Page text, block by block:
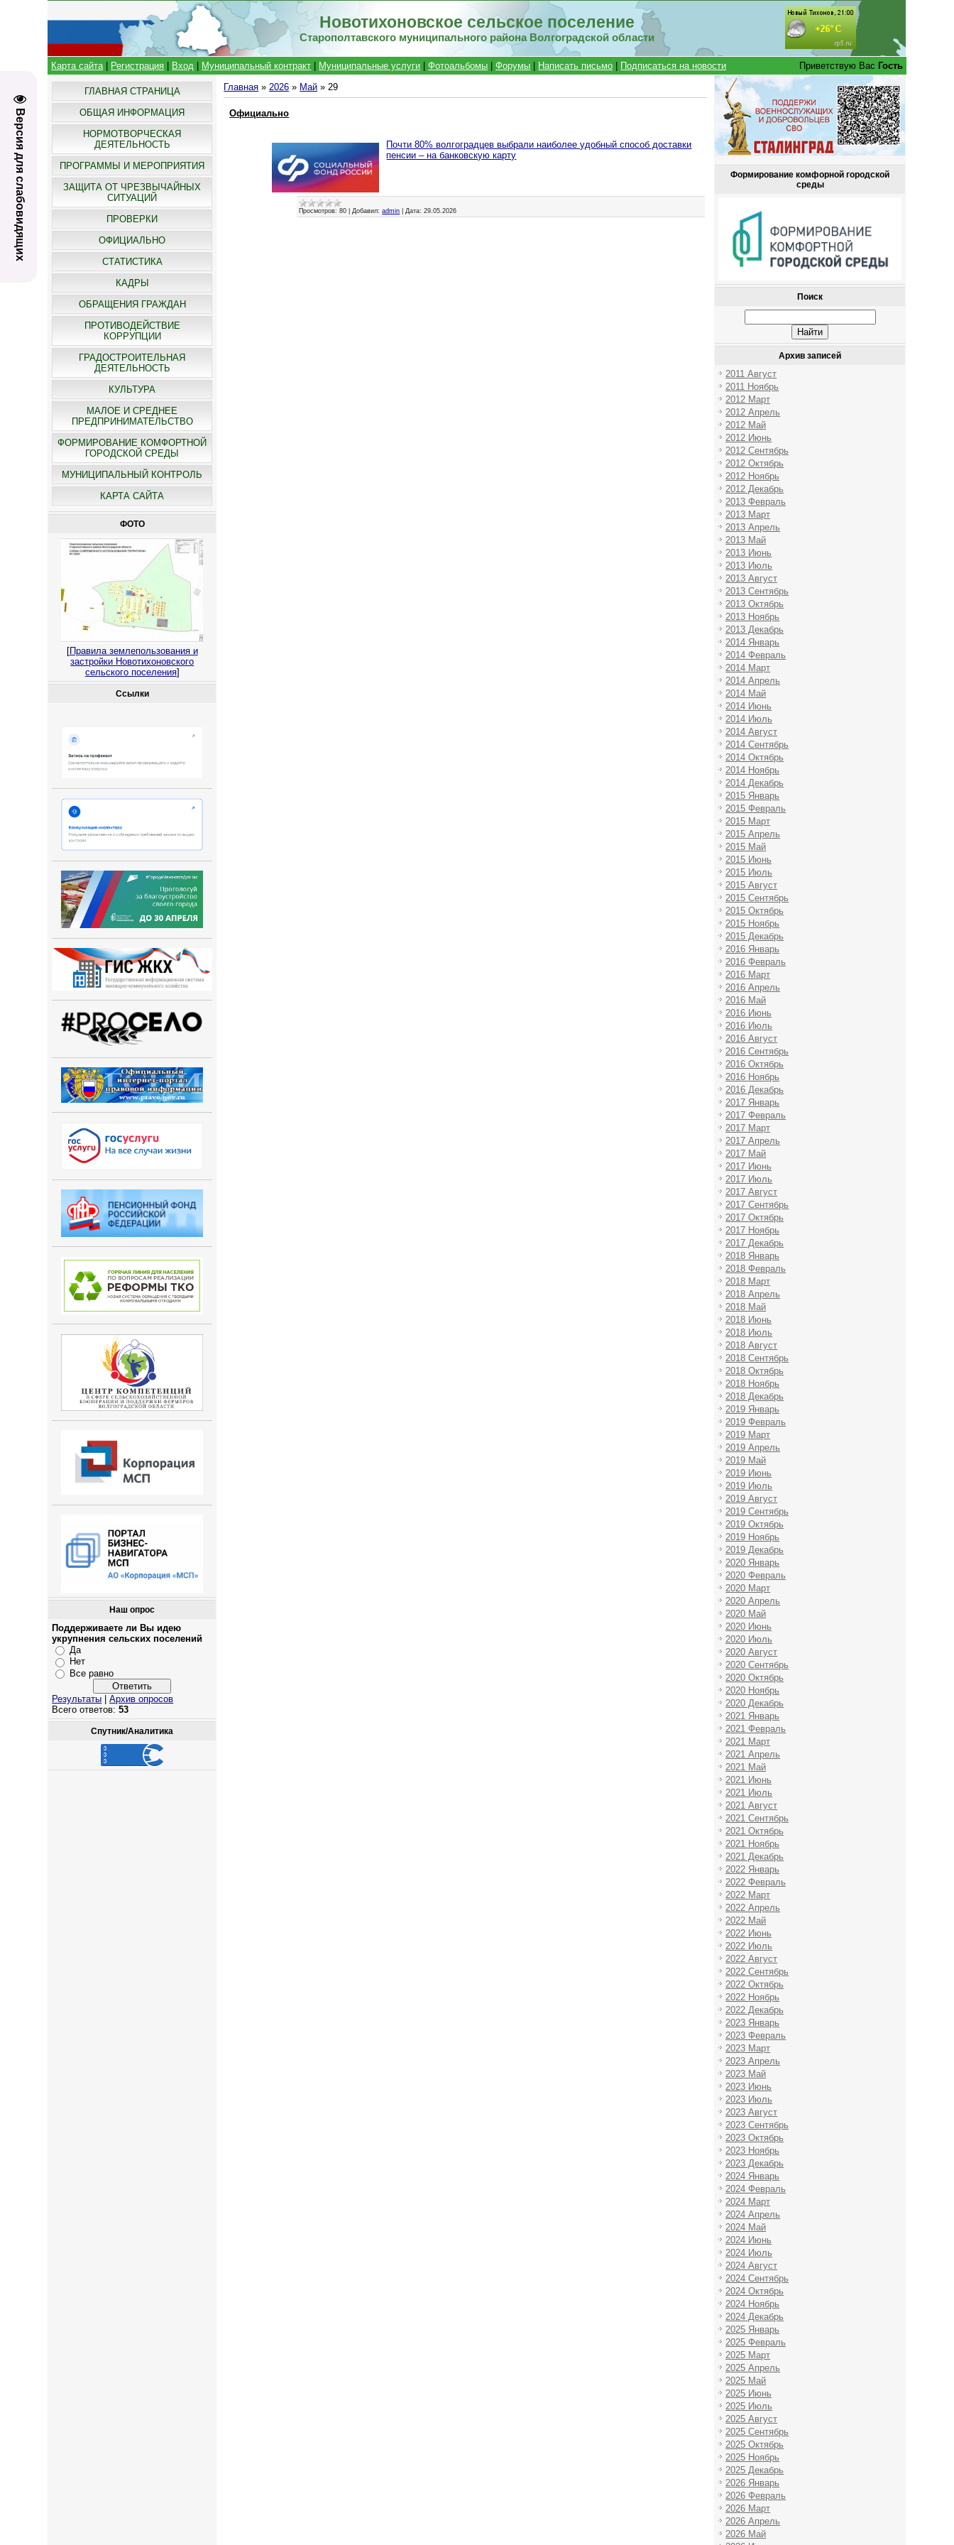
Версия для слабовидящих
Новотихоновское сельское поселение
Старополтавского муниципального района Волгоградской области
Карта сайта| Регистрация Вход Муниципальный контракт Муниципальные услуги |Фотоальбомы |Форумы Написать письмо Подписаться на новости Приветствую Вас Гость
ГЛАВНАЯ СТРАНИЦА
ОБЩАЯ ИНФОРМАЦИЯ
НОРМОТВОРЧЕСКАЯ
ДЕЯТЕЛЬНОСТЬ
ПРОГРАММЫ И МЕРОПРИЯТИЯ
ЗАЩИТА ОТ ЧРЕЗВЫЧАЙНЫХ
СИТУАЦИЙ
ПРОВЕРКИ
ОФИЦИАЛЬНО
СТАТИСТИКА
КАДРЫ
ОБРАЩЕНИЯ ГРАЖДАН
ПРОТИВОДЕЙСТВИЕ
КОРРУПЦИИ
ГРАДОСТРОИТЕЛЬНАЯ
ДЕЯТЕЛЬНОСТЬ
КУЛЬТУРА
МАЛОЕ И СРЕДНЕЕ
ПРЕДПРИНИМАТЕЛЬСТВО
ФОРМИРОВАНИЕ КОМФОРТНОЙ
ГОРОДСКОЙ СРЕДЫ
МУНИЦИПАЛЬНЫЙ КОНТРОЛЬ
КАРТА САЙТА
ФОТО
[Правила землепользования и
застройки Новотихоновского
сельского поселения]
Ссылки
Наш опрос
Поддерживаете ли Вы идею
укрупнения сельских поселений
Да
Нет
Все равно
Результаты |Архив опросов
Всего ответов:53
Спутник/Аналитика
Главная »2026 » Май » 29
Официально
Почти 80% волгоградцев выбрали наиболее удобный способ доставки
пенсии – на банковскую карту
Просмотров: 80 Добавил: admin Дата: 29.05.2026
Формирование комфорной городской
среды
Поиск
Архив записей
2011 Август
2011 Ноябрь
2012 Март
2012 Апрель
2012 Май
2012 Июнь
2012 Сентябрь
2012 Октябрь
2012 Ноябрь
2012 Декабрь
2013 Февраль
2013 Март
2013 Апрель
2013 Май
2013 Июнь
2013 Июль
2013 Август
2013 Сентябрь
2013 Октябрь
2013 Ноябрь
2013 Декабрь
2014 Январь
2014 Февраль
2014 Март
2014 Апрель
2014 Май
2014 Июнь
2014 Июль
2014 Август
2014 Сентябрь
2014 Октябрь
2014 Ноябрь
2014 Декабрь
2015 Январь
2015 Февраль
2015 Март
2015 Апрель
2015 Май
2015 Июнь
2015 Июль
2015 Август
2015 Сентябрь
2015 Октябрь
2015 Ноябрь
2015 Декабрь
2016 Январь
2016 Февраль
2016 Март
2016 Апрель
2016 Май
2016 Июнь
2016 Июль
2016 Август
2016 Сентябрь
2016 Октябрь
2016 Ноябрь
2016 Декабрь
2017 Январь
2017 Февраль
2017 Март
2017 Апрель
2017 Май
2017 Июнь
2017 Июль
2017 Август
2017 Сентябрь
2017 Октябрь
2017 Ноябрь
2017 Декабрь
2018 Январь
2018 Февраль
2018 Март
2018 Апрель
2018 Май
2018 Июнь
2018 Июль
2018 Август
2018 Сентябрь
2018 Октябрь
2018 Ноябрь
2018 Декабрь
2019 Январь
2019 Февраль
2019 Март
2019 Апрель
2019 Май
2019 Июнь
2019 Июль
2019 Август
2019 Сентябрь
2019 Октябрь
2019 Ноябрь
2019 Декабрь
2020 Январь
2020 Февраль
2020 Март
2020 Апрель
2020 Май
2020 Июнь
2020 Июль
2020 Август
2020 Сентябрь
2020 Октябрь
2020 Ноябрь
2020 Декабрь
2021 Январь
2021 Февраль
2021 Март
2021 Апрель
2021 Май
2021 Июнь
2021 Июль
2021 Август
2021 Сентябрь
2021 Октябрь
2021 Ноябрь
2021 Декабрь
2022 Январь
2022 Февраль
2022 Март
2022 Апрель
2022 Май
2022 Июнь
2022 Июль
2022 Август
2022 Сентябрь
2022 Октябрь
2022 Ноябрь
2022 Декабрь
2023 Январь
2023 Февраль
2023 Март
2023 Апрель
2023 Май
2023 Июнь
2023 Июль
2023 Август
2023 Сентябрь
2023 Октябрь
2023 Ноябрь
2023 Декабрь
2024 Январь
2024 Февраль
2024 Март
2024 Апрель
2024 Май
2024 Июнь
2024 Июль
2024 Август
2024 Сентябрь
2024 Октябрь
2024 Ноябрь
2024 Декабрь
2025 Январь
2025 Февраль
2025 Март
2025 Апрель
2025 Май
2025 Июнь
2025 Июль
2025 Август
2025 Сентябрь
2025 Октябрь
2025 Ноябрь
2025 Декабрь
2026 Январь
2026 Февраль
2026 Март
2026 Апрель
2026 Май